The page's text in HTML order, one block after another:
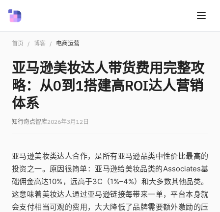
首页 / 博客 / 电商运营
亚马逊美妆达人带货费用完整攻
略：从0到1搭建高ROI达人营销
体系
知行奇点智库2026年3月12日
亚马逊美妆类达人合作，是所有亚马逊品类中性价比最高的
投资之一。原因很简单：亚马逊给美妆品类的Associates基
础佣金高达10%，远高于3C（1%–4%）和大多数其他品类。
这意味着美妆达人通过亚马逊链接每带来一单，平台本身就
会支付相当可观的费用，大大降低了品牌需要额外激励的压